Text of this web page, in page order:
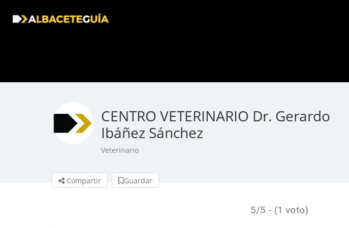
CENTRO VETERINARIO Dr. Gerardo
Ibáñez Sánchez
Veterinario
Compartir Guardar
5/5 - (1 voto)